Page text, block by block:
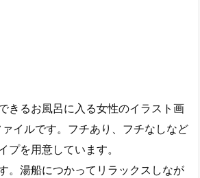
きるお風呂に入る女性のイラスト画
イルです。フチあり、フチなしなど
プを用意しています。
。湯船につかってリラックスしなが